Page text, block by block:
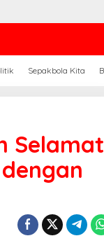
Sepakbola Kita
Selamat